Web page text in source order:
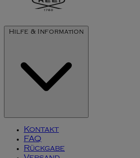
Hilfe & Information
Kontakt
FAQ
Rückgabe